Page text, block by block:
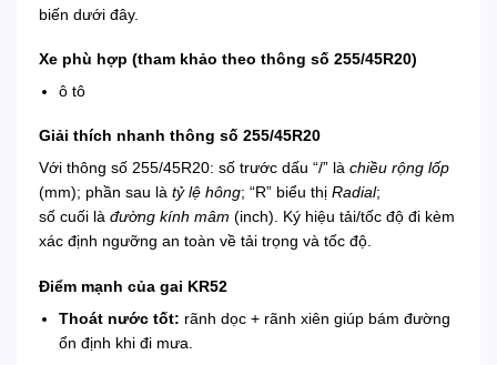
biến dưới đây.
Xe phù hợp (tham khảo theo thông số 255/45R20)
ô tô
Giải thích nhanh thông số 255/45R20
Với thông số 255/45R20: số trước dấu “/” là chiều rộng lốp
(mm); phần sau là tỷ lệ hông; “R” biểu thị Radial;
số cuối là đường kính mâm (inch). Ký hiệu tải/tốc độ đi kèm
xác định ngưỡng an toàn về tải trọng và tốc độ.
Điểm mạnh của gai KR52
Thoát nước tốt: rãnh dọc + rãnh xiên giúp bám đường
ổn định khi đi mưa.